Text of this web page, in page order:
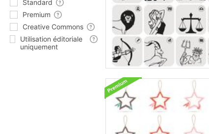
Standard
Premium
Creative Commons
Utilisation éditoriale
uniquement